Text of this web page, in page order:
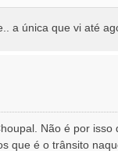
a única que vi até
Não é por
que é o trânsito